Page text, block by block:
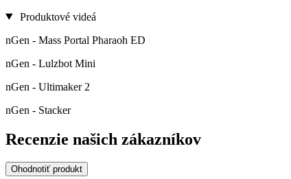
Produktové videá
nGen - Mass Portal Pharaoh ED
nGen - Lulzbot Mini
nGen - Ultimaker 2
nGen - Stacker
Recenzie našich zákazníkov
Ohodnotiť produkt